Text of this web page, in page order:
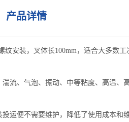
产品详情
纹安装，叉体长100mm，适合大多数工
流、气泡、振动、中等粘度、高温、
运便不需要维护，降低了使用成本和维